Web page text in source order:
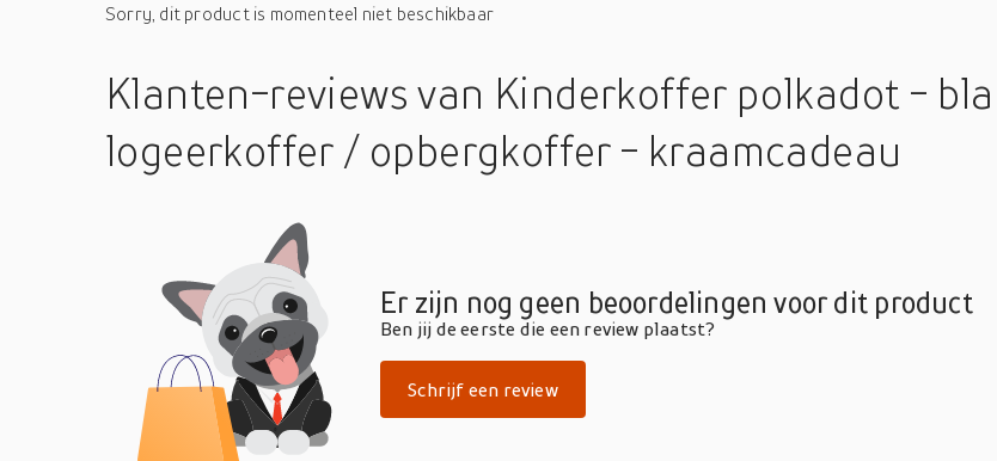
Sorry, dit product is momenteel niet beschikbaar
Klanten-reviewsvan Kinderkoffer polkadot -
logeerkoffer / opbergkoffer - kraamcadeau
Er zijn nog geen beoordelingen voor dit product
Ben jij de eerste die een review plaatst?
Schrijf een review